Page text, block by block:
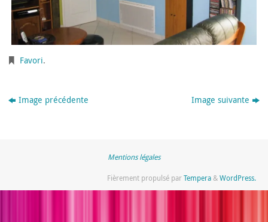
Favori.
Image précédente Image suivante
Mentions légales
Fièrement propulsé parTempera&WordPress.